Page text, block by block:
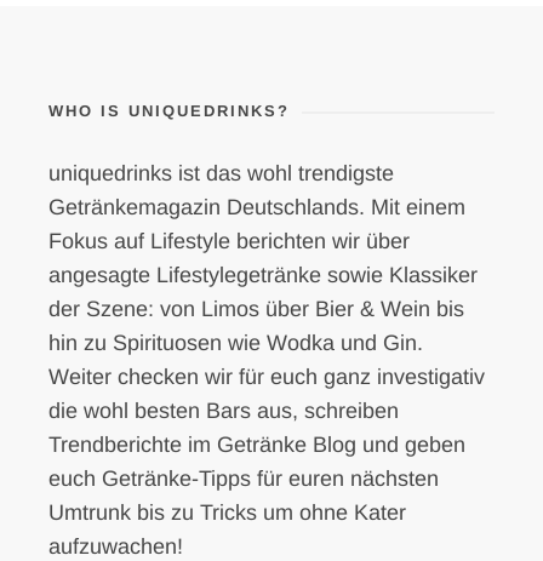
WHO IS UNIQUEDRINKS?
uniquedrinks ist das wohl trendigste
Getränkemagazin Deutschlands. Mit einem
Fokus auf Lifestyle berichten wir über
angesagte Lifestylegetränke sowie Klassiker
der Szene: von Limos über Bier & Wein bis
hin zu Spirituosen wie Wodka und Gin.
Weiter checken wir für euch ganz investigativ
die wohl besten Bars aus, schreiben
Trendberichte im Getränke Blog und geben
euch Getränke-Tipps für euren nächsten
Umtrunk bis zu Tricks um ohne Kater
aufzuwachen!